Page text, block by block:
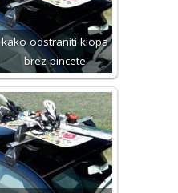
kako odstraniti klopa
brez pincete